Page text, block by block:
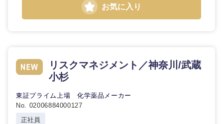
お気に入り
リスクマネジメント／神奈川/武蔵
小杉
東証プライム上場 化学薬品メーカー
No. 02006884000127
正社員